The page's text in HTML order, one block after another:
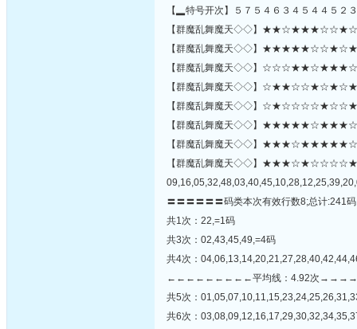
【▂特号开次】５７５４６３４５４４５２
【群魔乱舞魔天◇◇】
【群魔乱舞魔天◇◇】
【群魔乱舞魔天◇◇】
【群魔乱舞魔天◇◇】
【群魔乱舞魔天◇◇】
【群魔乱舞魔天◇◇】
【群魔乱舞魔天◇◇】
【群魔乱舞魔天◇◇】
〓〓〓〓〓〓码类本次有效行数8;总计:241
共1次：22,=1码
共3次：02,43,45,49,=4码
共4次：
←←←←←←←←←平均线：4.92次
共5次：
共6次：